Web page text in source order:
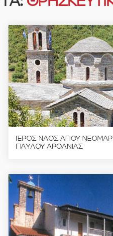
ΙΕΡΟΣ ΝΑΟΣ ΑΓΙΟΥ
ΠΑΥΛΟΥ ΑΡΟΑΝΙΑΣ